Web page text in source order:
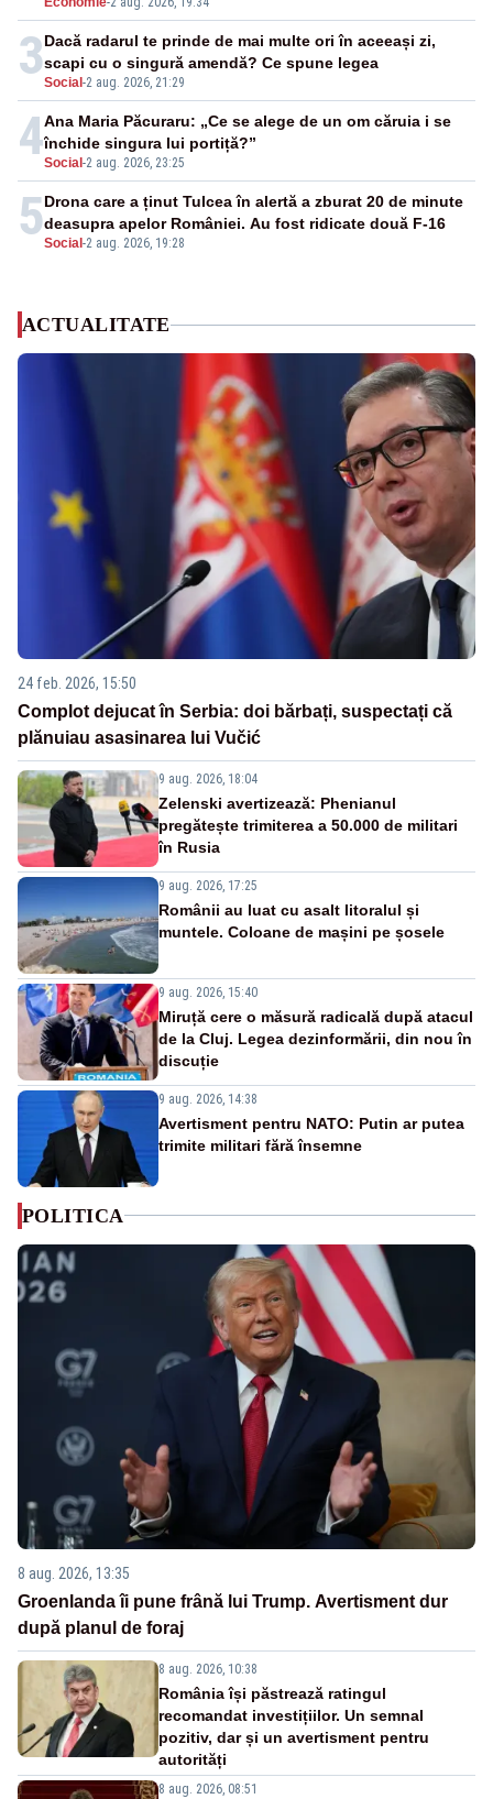
3Social -2 aug. 2026, 21:29
Dacă radarul te prinde de mai multe ori în aceeași zi,
scapi cu o singură amendă? Ce spune legea
4Social -2 aug. 2026, 23:25
Ana Maria Păcuraru: „Ce se alege de un om căruia i se
închide singura lui portiță?”
5Social -2 aug. 2026, 19:28
Drona care a ținut Tulcea în alertă a zburat 20 de minute
deasupra apelor României. Au fost ridicate două F-16
ACTUALITATE
24 feb. 2026, 15:50
Complot dejucat în Serbia: doi bărbați, suspectați că
plănuiau asasinarea lui Vučić
9 aug. 2026, 18:04
Zelenski avertizează: Phenianul
pregătește trimiterea a 50.000 de militari
în Rusia
9 aug. 2026, 17:25
Românii au luat cu asalt litoralul și
muntele. Coloane de mașini pe șosele
9 aug. 2026, 15:40
Miruță cere o măsură radicală după atacul
de la Cluj. Legea dezinformării, din nou în
discuție
9 aug. 2026, 14:38
Avertisment pentru NATO: Putin ar putea
trimite militari fără însemne
POLITICA
8 aug. 2026, 13:35
Groenlanda îi pune frână lui Trump. Avertisment dur
după planul de foraj
8 aug. 2026, 10:38
România își păstrează ratingul
recomandat investițiilor. Un semnal
pozitiv, dar și un avertisment pentru
autorități
8 aug. 2026, 08:51